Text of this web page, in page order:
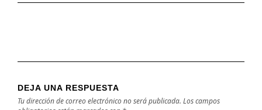
DEJA UNA RESPUESTA
Tu dirección de correo electrónico no será publicada. Los campos